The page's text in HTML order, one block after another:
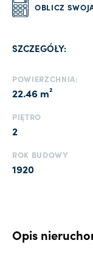
OBLICZ
SZCZEGÓŁY:
POWIERZCHNIA:
22.46 m²
PIĘTRO
2
ROK BUDOWY
1920
Opis